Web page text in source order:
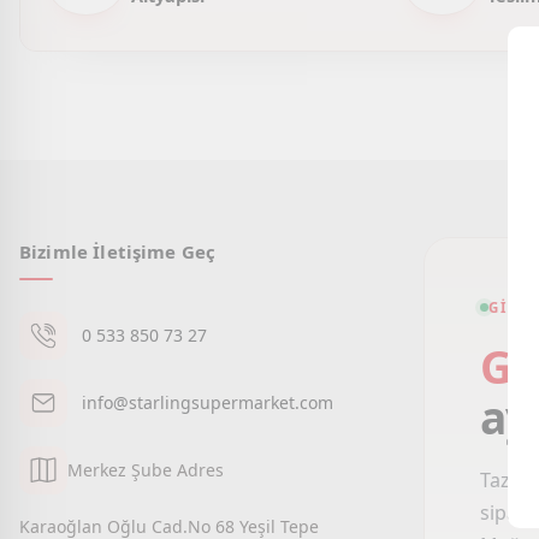
Bizimle İletişime Geç
0 533 850 73 27
info@starlingsupermarket.com
Merkez Şube Adres
Karaoğlan Oğlu Cad.No 68 Yeşil Tepe
Taze